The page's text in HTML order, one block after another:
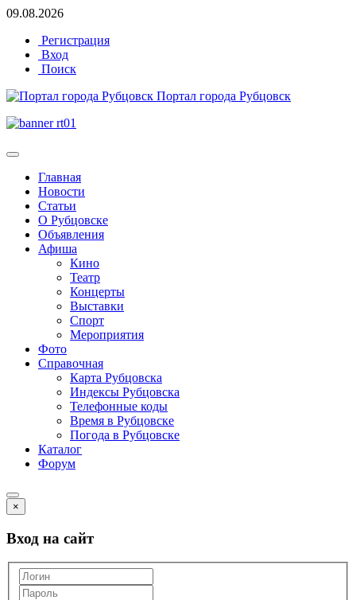
09.08.2026
Регистрация
Вход
Поиск
Портал города Рубцовск
Главная
Новости
Статьи
О Рубцовске
Объявления
Афиша
Кино
Театр
Концерты
Выставки
Спорт
Мероприятия
Фото
Справочная
Карта Рубцовска
Индексы Рубцовска
Телефонные коды
Время в Рубцовске
Погода в Рубцовске
Каталог
Форум
×
Вход на сайт